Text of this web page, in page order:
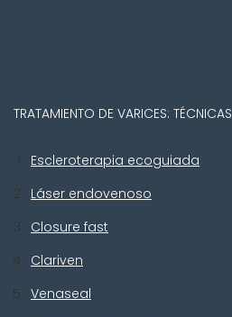
TRATAMIENTO DE VARICES: TÉCNICAS
Escleroterapia ecoguiada
Láser endovenoso
Closure fast
Clariven
Venaseal